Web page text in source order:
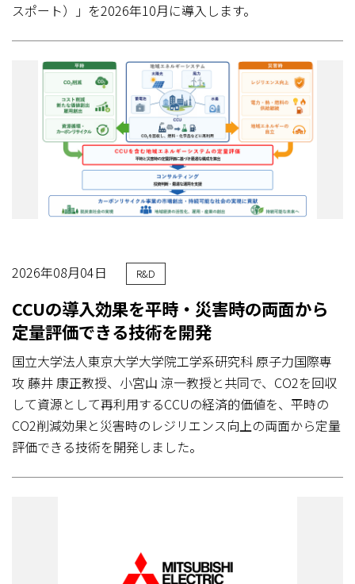
スポート）」を2026年10月に導入します。
2026年08月04日 R&D
CCUの導入効果を平時・災害時の両面から
定量評価できる技術を開発
国立大学法人東京大学大学院工学系研究科 原子力国際専
攻 藤井 康正教授、小宮山 涼一教授と共同で、CO2を回収
して資源として再利用するCCUの経済的価値を、平時の
CO2削減効果と災害時のレジリエンス向上の両面から定量
評価できる技術を開発しました。